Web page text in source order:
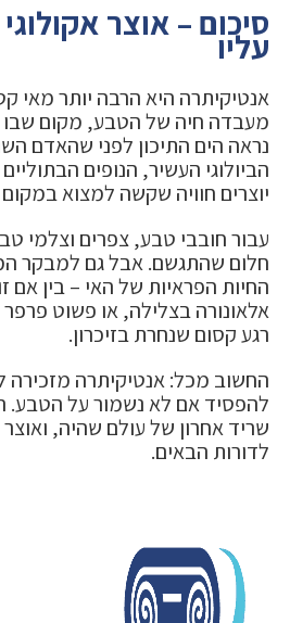
סיכום – אוצר
עליו
אנטיקיתרה היא הרבה יותר מאי
מעבדה חיה של הטבע, מקום שבו
נראה הים התיכון לפני שהאדם
הביולוגי העשיר, הנופים
יוצרים חוויה שקשה למצוא
עבור חובבי טבע, צפרים וצלמי
חלום שהתגשם. אבל גם למבקר
החיות הפראיות של האי – בין אם
אלאונורה בצלילה, או פשוט
רגע קסום שנחרת בזיכרון.
החשוב מכל: אנטיקיתרה מזכירה
להפסיד אם לא נשמור על הטבע.
שריד אחרון של עולם שהיה,
לדורות הבאים.